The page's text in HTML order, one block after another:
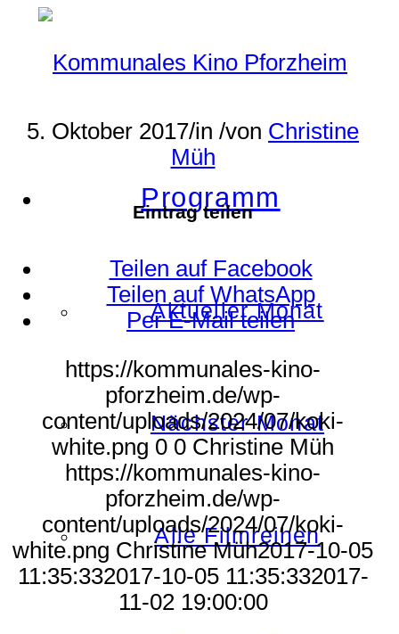
Programm
Aktueller Monat
Nächster Monat
Alle Filmreihen
5. Oktober 2017/in /von Christine
Müh
Eintrag teilen
Teilen auf Facebook
Teilen auf WhatsApp
Per E-Mail teilen
https://kommunales-kino-
pforzheim.de/wp-
content/uploads/2024/07/koki-
white.png 0 0 Christine Müh
https://kommunales-kino-
pforzheim.de/wp-
content/uploads/2024/07/koki-
white.png Christine Müh2017-10-05
11:35:332017-10-05 11:35:332017-
11-02 19:00:00